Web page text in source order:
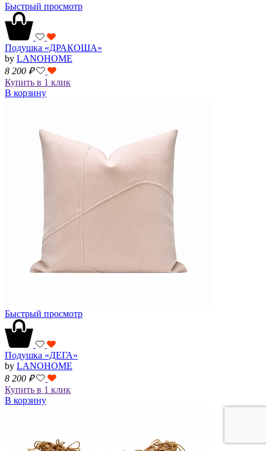
Быстрый просмотр
Подушка «ДРАКОША»
by LANOHOME
8 200 ₽
Купить в 1 клик
В корзину
Быстрый просмотр
Подушка «ДЕГА»
by LANOHOME
8 200 ₽
Купить в 1 клик
В корзину